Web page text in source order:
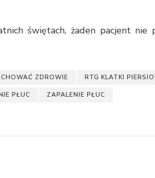
świętach, żaden pacjent nie
ZDROWIE RTG KLATKI
PŁUC ZAPALENIE PŁUC